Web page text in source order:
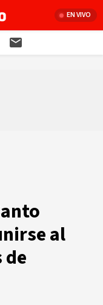
EN VIVO
al
de